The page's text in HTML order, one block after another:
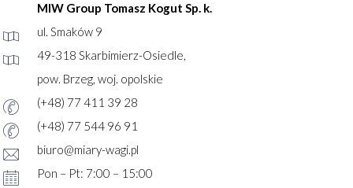
MIW Group Tomasz Kogut Sp. k.
ul. Smaków 9
49-318 Skarbimierz-Osiedle,
pow. Brzeg, woj. opolskie
(+48) 77 411 39 28
(+48) 77 544 96 91
biuro@miary-wagi.pl
Pon – Pt: 7:00 – 15:00